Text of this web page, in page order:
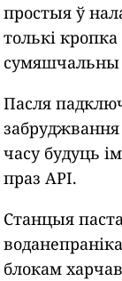
простыя ў
толькі
сумяшчальны
Пасля
часу будуць
праз API.
Станцыя
блокам